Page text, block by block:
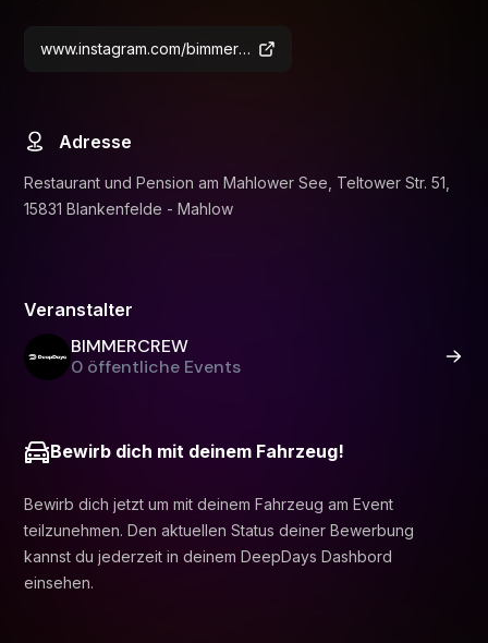
www.instagram.com/bimmercrew.official?igsh=ZTVzejFobTVqbnJ6&utm_source=qr
Adresse
Restaurant und Pension am Mahlower See, Teltower Str. 51,
15831 Blankenfelde - Mahlow
Veranstalter
BIMMERCREW
0 öffentliche Events
Bewirb dich mit deinem Fahrzeug!
Bewirb dich jetzt um mit deinem Fahrzeug am Event
teilzunehmen. Den aktuellen Status deiner Bewerbung
kannst du jederzeit in deinem DeepDays Dashbord
einsehen.